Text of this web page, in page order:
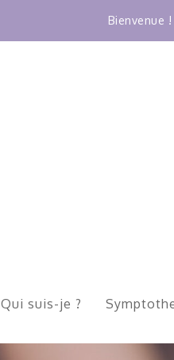
Bienvenue
Qui suis-je ?